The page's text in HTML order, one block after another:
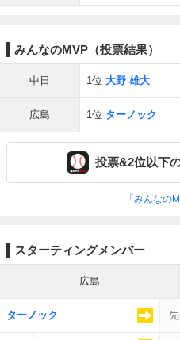
みんなのMVP（投票結果）
中日 1位 大野 雄大
広島 1位 ターノック
投票&2位以下
「みんなの
スターティングメンバー
広島
ターノック